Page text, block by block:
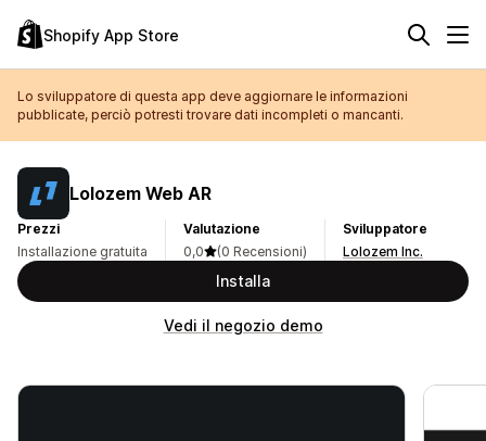
Shopify App Store
Lo sviluppatore di questa app deve aggiornare le informazioni
pubblicate, perciò potresti trovare dati incompleti o mancanti.
Lolozem Web AR
Prezzi
Installazione gratuita
Valutazione
0,0
(0 Recensioni)
Sviluppatore
Lolozem Inc.
Installa
Vedi il negozio demo